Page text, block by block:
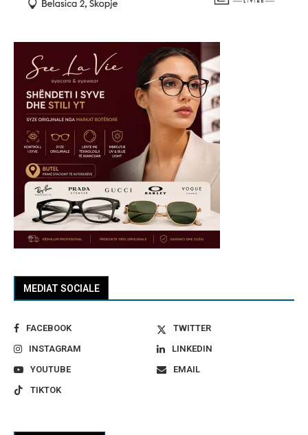
MEDIAT SOCIALE
FACEBOOK
TWITTER
INSTAGRAM
LINKEDIN
YOUTUBE
EMAIL
TIKTOK